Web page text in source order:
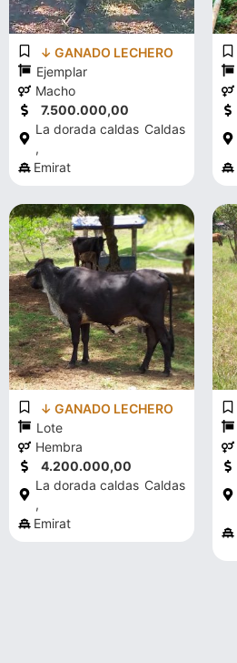
↓ GANADO LECHERO
Ejemplar
Macho
7.500.000,00
La dorada caldas
,
Caldas
Emirat
↓ GANADO LECHERO
Lote
Hembra
4.200.000,00
La dorada caldas
,
Caldas
Emirat